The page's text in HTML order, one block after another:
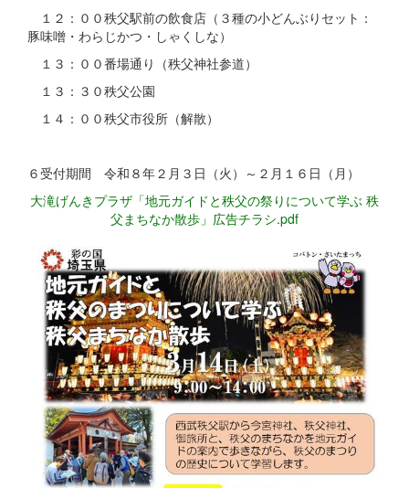
１２：００秩父駅前の飲食店（３種の小どんぶりセット：
豚味噌・わらじかつ・しゃくしな）
１３：００番場通り（秩父神社参道）
１３：３０秩父公園
１４：００秩父市役所（解散）
６受付期間 令和８年２月３日（火）～２月１６日（月）
大滝げんきプラザ「地元ガイドと秩父の祭りについて学ぶ 秩
父まちなか散歩」広告チラシ.pdf